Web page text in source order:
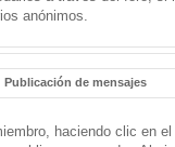
anónimos.
Publicación de mensajes
haciendo clic en